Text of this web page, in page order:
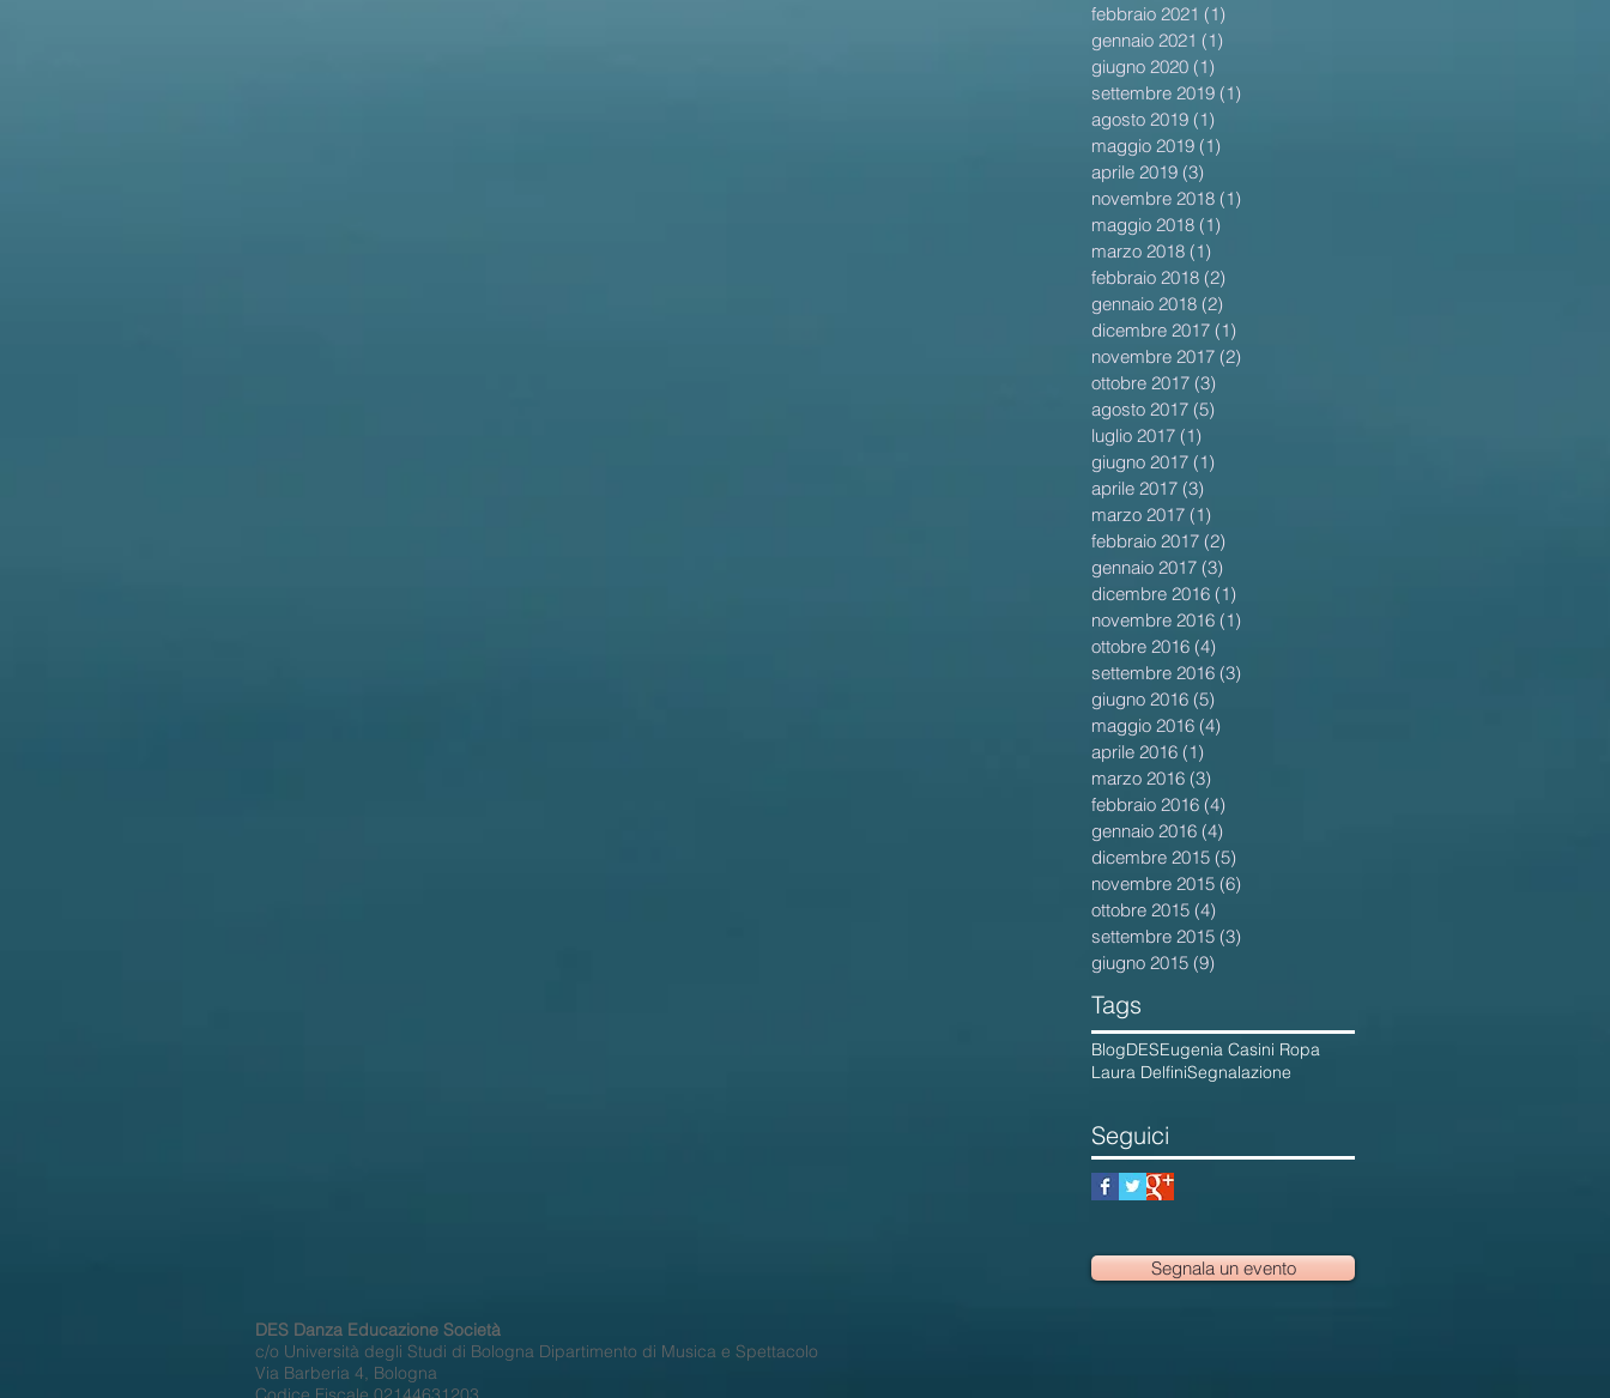
febbraio 2021 (1)
gennaio 2021 (1)
giugno 2020 (1)
settembre 2019 (1)
agosto 2019 (1)
maggio 2019 (1)
aprile 2019 (3)
novembre 2018 (1)
maggio 2018 (1)
marzo 2018 (1)
febbraio 2018 (2)
gennaio 2018 (2)
dicembre 2017 (1)
novembre 2017 (2)
ottobre 2017 (3)
agosto 2017 (5)
luglio 2017 (1)
giugno 2017 (1)
aprile 2017 (3)
marzo 2017 (1)
febbraio 2017 (2)
gennaio 2017 (3)
dicembre 2016 (1)
novembre 2016 (1)
ottobre 2016 (4)
settembre 2016 (3)
giugno 2016 (5)
maggio 2016 (4)
aprile 2016 (1)
marzo 2016 (3)
febbraio 2016 (4)
gennaio 2016 (4)
dicembre 2015 (5)
novembre 2015 (6)
ottobre 2015 (4)
settembre 2015 (3)
giugno 2015 (9)
Tags
BlogDESEugenia Casini Ropa
Laura DelfiniSegnalazione
Seguici
Segnala un evento
DES Danza Educazione Società
c/o Università degli Studi di Bologna Dipartimento di Musica e Spettacolo
Via Barberia 4, Bologna